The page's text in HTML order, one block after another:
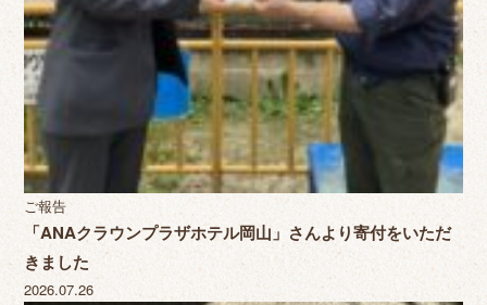
ご報告
「ANAクラウンプラザホテル岡山」さんより寄付をいただ
きました
2026.07.26